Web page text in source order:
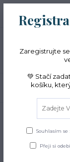
(Po-Pá, 10-16 hod.)
Blog
Zajímá Vás jak to
Zaregistrujte
💚 Stačí
košíku,
Souhlasím se
Přeji si